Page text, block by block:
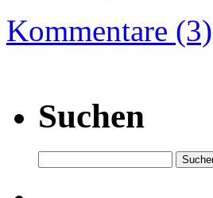
Kommentare (3)
Suchen